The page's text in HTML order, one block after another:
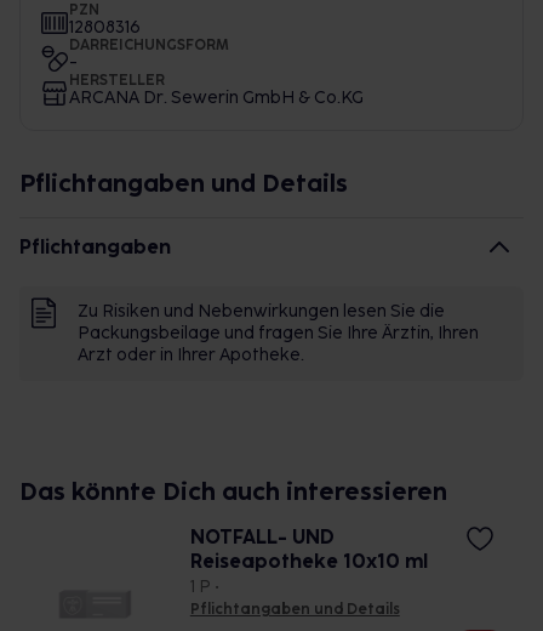
PZN
12808316
DARREICHUNGSFORM
-
HERSTELLER
ARCANA Dr. Sewerin GmbH & Co.KG
Pflichtangaben und Details
Pflichtangaben
Zu Risiken und Nebenwirkungen lesen Sie die
Packungsbeilage und fragen Sie Ihre Ärztin, Ihren
Arzt oder in Ihrer Apotheke.
Das könnte Dich auch interessieren
NOTFALL- UND
Reiseapotheke 10x10 ml
1 P •
Pflichtangaben und Details